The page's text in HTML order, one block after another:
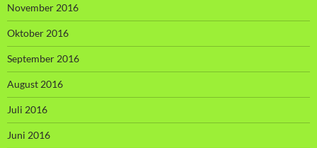
November 2016
Oktober 2016
September 2016
August 2016
Juli 2016
Juni 2016